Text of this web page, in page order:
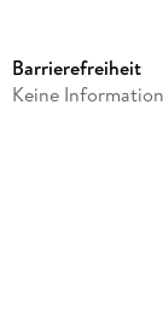
Laufzeit
Barrierefreiheit
Keine